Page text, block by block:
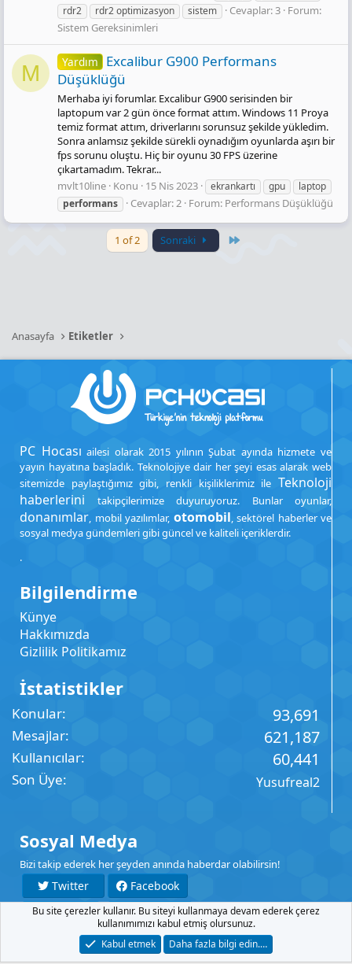
rdr2
rdr2 optimizasyon sistem Cevaplar: 3 Forum:
Sistem Gereksinimleri
M Yardım
Excalibur G900 Performans
Düşüklüğü
Merhaba iyi forumlar. Excalibur G900 serisinden bir
laptopum var 2 gün önce format attım. Windows 11 Proya
temiz format attım, driverlarını sorunsuz şekilde yükledim.
Sonra anlamsız şekilde sürekli oynadığım oyunlarda aşırı bir
fps sorunu oluştu. Hiç bir oyunu 30 FPS üzerine
çıkartamadım. Tekrar...
mvlt10line Konu 15 Nis 2023 ekrankartı gpu
laptop
performans
Cevaplar: 2 Forum: Performans Düşüklüğü
1 of 2 Sonraki
Anasayfa Etiketler
PC Hocası ailesi olarak 2015 yılının Şubat ayında hizmete ve
yayın hayatına başladık. Teknolojiye dair her şeyi esas alarak web
sitemizde paylaştığımız gibi, renkli kişiliklerimiz ile Teknoloji
haberlerini takipçilerimize duyuruyoruz. Bunlar oyunlar,
donanımlar, mobil yazılımlar, otomobil, sektörel haberler ve
sosyal medya gündemleri gibi güncel ve kaliteli içeriklerdir.
.
Bilgilendirme
Künye
Hakkımızda
Gizlilik Politikamız
İstatistikler
Konular 93,691
Mesajlar 621,187
Kullanıcılar 60,441
Son Üye Yusufreal2
Sosyal Medya
Bizi takip ederek her şeyden anında haberdar olabilirsin!
Twitter
Facebook
YouTube
Instagram
Şartlar Gizlilik Yardım Anasayfa
R
Bu site çerezler kullanır. Bu siteyi kullanmaya devam ederek çerez
kullanımımızı kabul etmiş olursunuz.
Kabul etmek
Daha fazla bilgi edin.…